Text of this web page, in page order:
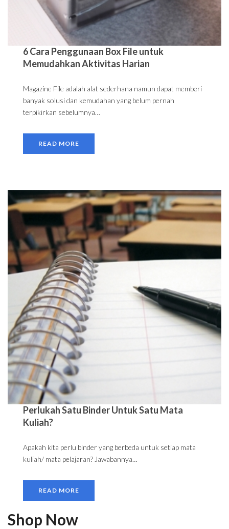
6 Cara Penggunaan Box File untuk
Memudahkan Aktivitas Harian
Magazine File adalah alat sederhana namun dapat memberi
banyak solusi dan kemudahan yang belum pernah
terpikirkan sebelumnya…
READ MORE
Perlukah Satu Binder Untuk Satu Mata
Kuliah?
Apakah kita perlu binder yang berbeda untuk setiap mata
kuliah/ mata pelajaran? Jawabannya…
READ MORE
Shop Now